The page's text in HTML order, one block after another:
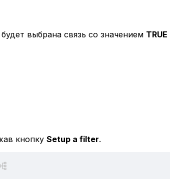
выбрана связь со значением TRUE
кнопку Setup a filter.